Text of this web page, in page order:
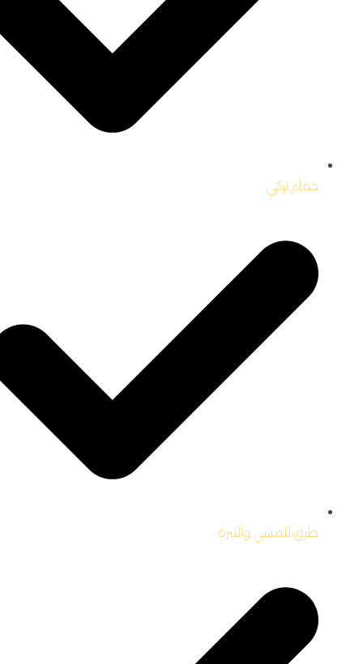
حمام تركي
طرق للمشي والتنزه